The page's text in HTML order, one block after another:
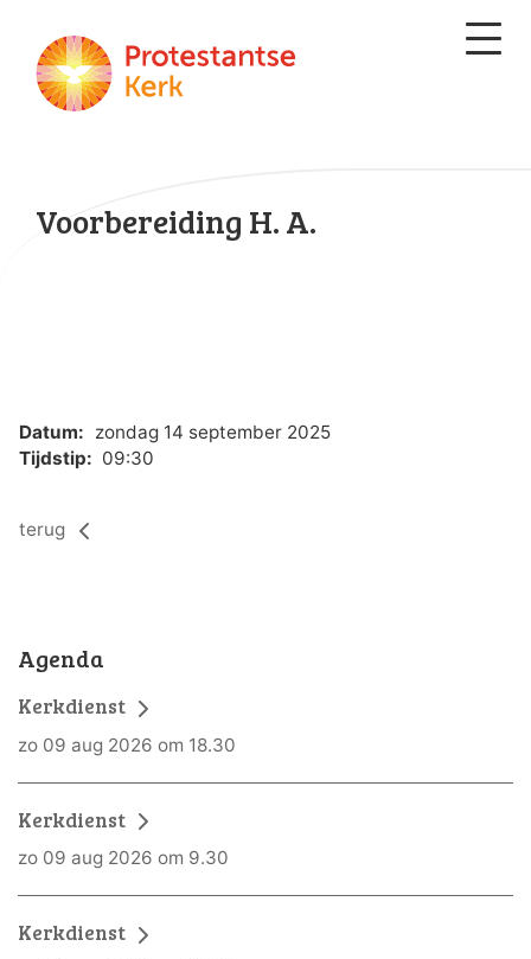
Voorbereiding H. A.
Datum: zondag 14 september 2025
Tijdstip: 09:30
terug
Agenda
Kerkdienst
zo 09 aug 2026 om 18.30
Kerkdienst
zo 09 aug 2026 om 9.30
Kerkdienst